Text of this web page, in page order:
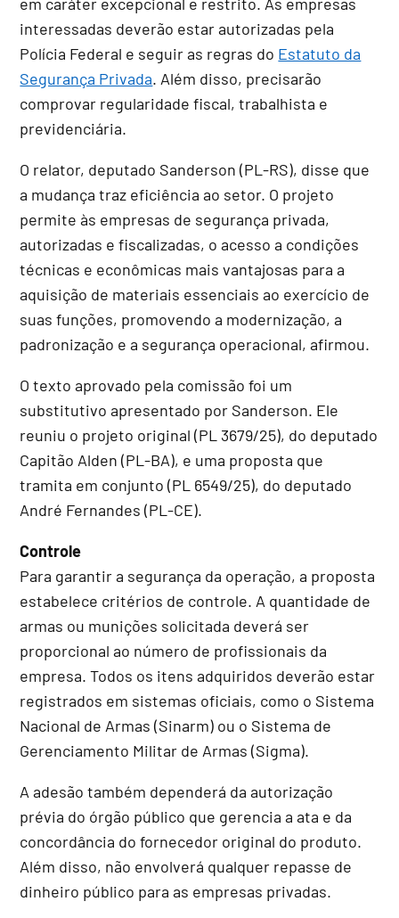
interessadas deverão estar autorizadas pela
Polícia Federal e seguir as regras do Estatuto da
Segurança Privada. Além disso, precisarão
comprovar regularidade fiscal, trabalhista e
previdenciária.
O relator, deputado Sanderson (PL-RS), disse que
a mudança traz eficiência ao setor. O projeto
permite às empresas de segurança privada,
autorizadas e fiscalizadas, o acesso a condições
técnicas e econômicas mais vantajosas para a
aquisição de materiais essenciais ao exercício de
suas funções, promovendo a modernização, a
padronização e a segurança operacional, afirmou.
O texto aprovado pela comissão foi um
substitutivo apresentado por Sanderson. Ele
reuniu o projeto original (PL 3679/25), do deputado
Capitão Alden (PL-BA), e uma proposta que
tramita em conjunto (PL 6549/25), do deputado
André Fernandes (PL-CE).
Controle
Para garantir a segurança da operação, a proposta
estabelece critérios de controle. A quantidade de
armas ou munições solicitada deverá ser
proporcional ao número de profissionais da
empresa. Todos os itens adquiridos deverão estar
registrados em sistemas oficiais, como o Sistema
Nacional de Armas (Sinarm) ou o Sistema de
Gerenciamento Militar de Armas (Sigma).
A adesão também dependerá da autorização
prévia do órgão público que gerencia a ata e da
concordância do fornecedor original do produto.
Além disso, não envolverá qualquer repasse de
dinheiro público para as empresas privadas.